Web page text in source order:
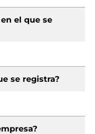
el que se
se registra?